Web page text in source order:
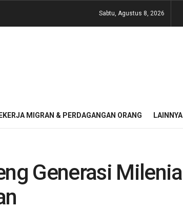
Sabtu, Agustus 8, 2026
MIGRAN & PERDAGANGAN ORANG LAINNYA
Generasi Milenial